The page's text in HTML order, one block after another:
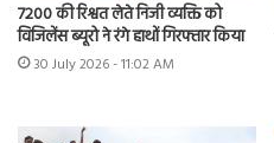
7200 की रिश्वत लेते निजी व्यक्ति को
विजिलेंस ब्यूरो ने रंगे हाथों गिरफ्तार किया
30 July 2026 - 11:02 AM